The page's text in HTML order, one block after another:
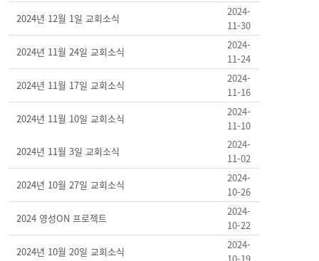
2024년 12월 1일 교회소식
2024-
11-30
2024년 11월 24일 교회소식
2024-
11-24
2024년 11월 17일 교회소식
2024-
11-16
2024년 11월 10일 교회소식
2024-
11-10
2024년 11월 3일 교회소식
2024-
11-02
2024년 10월 27일 교회소식
2024-
10-26
2024 영성ON 프로젝트
2024-
10-22
2024년 10월 20일 교회소식
2024-